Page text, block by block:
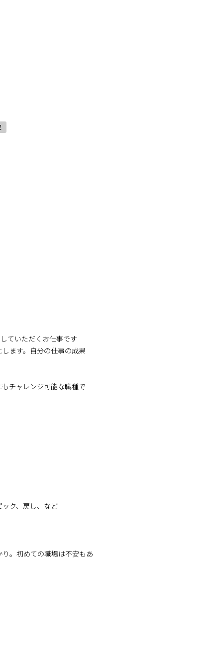
ていただくお仕事です
ます。自分の仕事の成果
チャレンジ可能な職種で
ク、戻し、など
。初めての職場は不安もあ